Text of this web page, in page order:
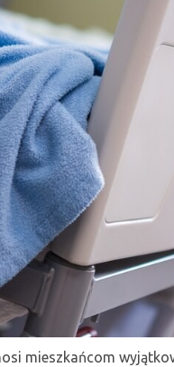
mieszkańcom